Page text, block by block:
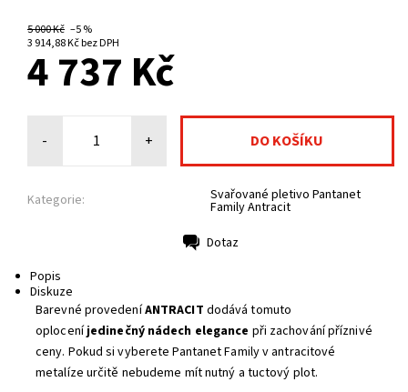
5 000 Kč –5 %
3 914,88 Kč bez DPH
4 737 Kč
- +
Kategorie: Svařované pletivo Pantanet
Family Antracit
Dotaz
Popis
Diskuze
Barevné provedeníANTRACIT dodává tomuto
oploceníjedinečný nádech elegance při zachování příznivé
ceny. Pokud si vyberete Pantanet Family v antracitové
metalíze určitě nebudeme mít nutný a tuctový plot.